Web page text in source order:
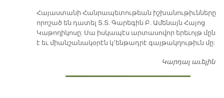
​Հայաստանի Հանրապետութեան իշխանութիւնները
որոշած են դատել Տ.Տ. Գարեգին Բ. Ամենայն Հայոց
Կաթողիկոսը: Սա իսկապէս արտասովոր երեւոյթ մըն
է եւ միանշանակօրէն կ՚ենթադրէ գայթակղութիւն մը:
Կարդալ աւելին